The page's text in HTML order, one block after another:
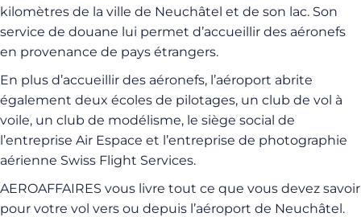
kilomètres de la ville de Neuchâtel et de son lac. Son
service de douane lui permet d’accueillir des aéronefs
en provenance de pays étrangers.
En plus d’accueillir des aéronefs, l’aéroport abrite
également deux écoles de pilotages, un club de vol à
voile, un club de modélisme, le siège social de
l’entreprise Air Espace et l’entreprise de photographie
aérienne Swiss Flight Services.
AEROAFFAIRES vous livre tout ce que vous devez savoir
pour votre vol vers ou depuis l’aéroport de Neuchâtel.